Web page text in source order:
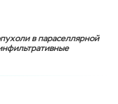
в параселлярной